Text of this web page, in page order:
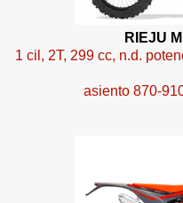
RIEJU
1 cil, 2T, 299 cc, n.d.
asiento 870-